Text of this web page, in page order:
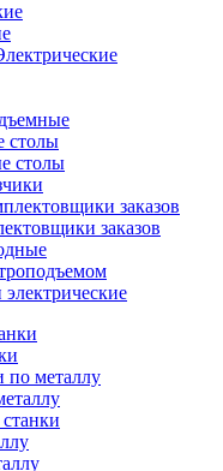
столы
столы
заказов
электрические
по металлу